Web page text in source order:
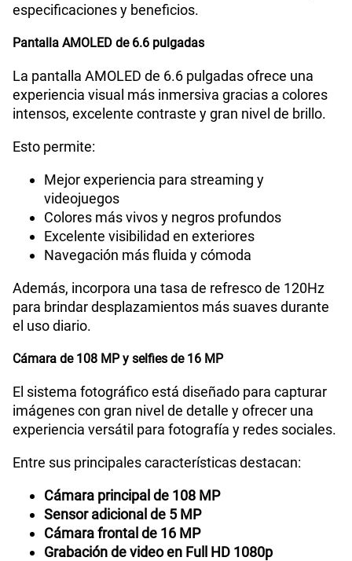
especificaciones y beneficios.
Pantalla AMOLED de 6.6 pulgadas
La pantalla AMOLED de 6.6 pulgadas ofrece una
experiencia visual más inmersiva gracias a colores
intensos, excelente contraste y gran nivel de brillo.
Esto permite:
Mejor experiencia para streaming y
videojuegos
Colores más vivos y negros profundos
Excelente visibilidad en exteriores
Navegación más fluida y cómoda
Además, incorpora una tasa de refresco de 120Hz
para brindar desplazamientos más suaves durante
el uso diario.
Cámara de 108 MP y selfies de 16 MP
El sistema fotográfico está diseñado para capturar
imágenes con gran nivel de detalle y ofrecer una
experiencia versátil para fotografía y redes sociales.
Entre sus principales características destacan:
Cámara principal de 108 MP
Sensor adicional de 5 MP
Cámara frontal de 16 MP
Grabación de video en Full HD 1080p